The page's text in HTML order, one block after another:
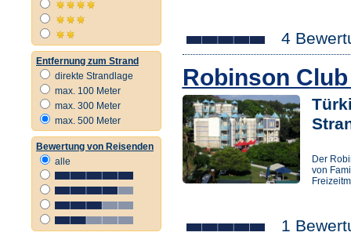
Entfernung zum Strand
direkte Strandlage
max. 100 Meter
max. 300 Meter
max. 500 Meter
Bewertung von Reisenden
alle
4
Robinson
Der
von
1